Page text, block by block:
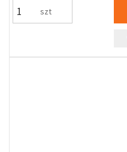
szt